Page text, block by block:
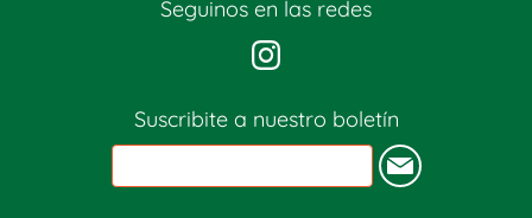
Seguinos en las redes
Suscribite a nuestro boletín